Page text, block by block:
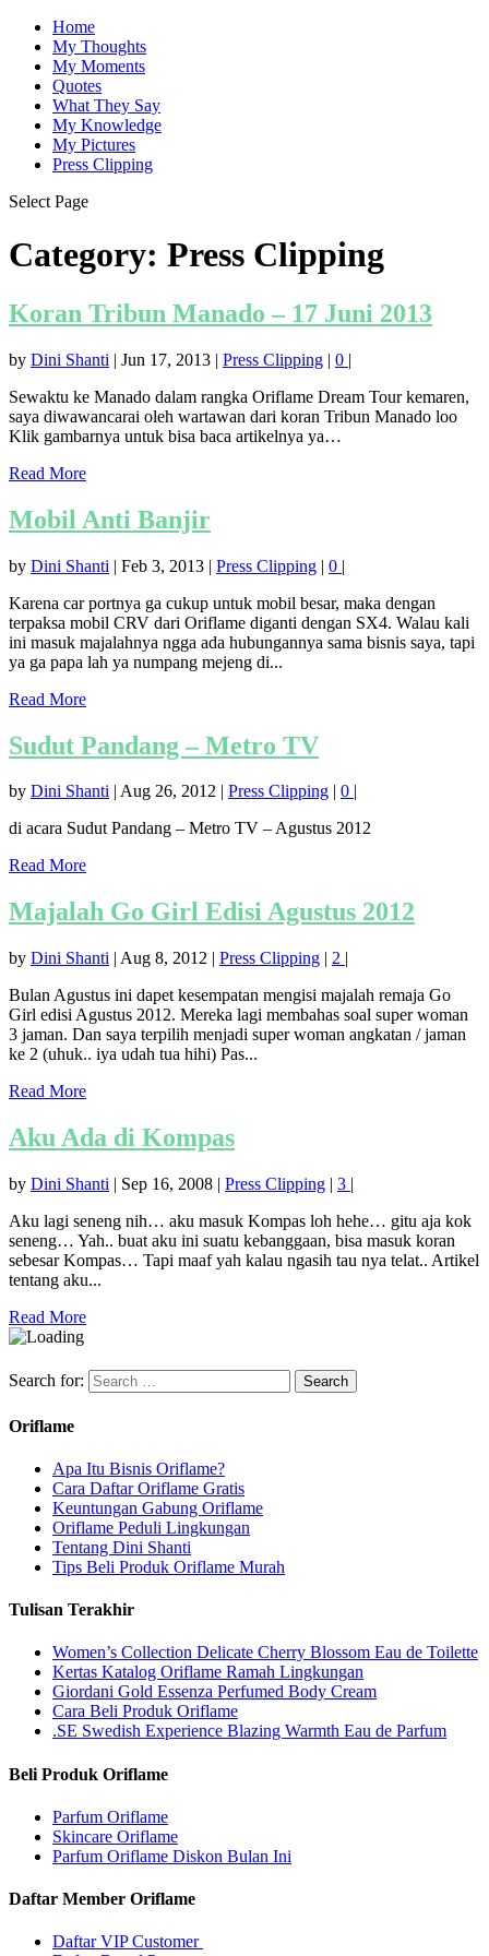
Home
My Thoughts
My Moments
Quotes
What They Say
My Knowledge
My Pictures
Press Clipping
Select Page
Category: Press Clipping
Koran Tribun Manado – 17 Juni 2013
by Dini Shanti | Jun 17, 2013 | Press Clipping | 0 |
Sewaktu ke Manado dalam rangka Oriflame Dream Tour kemaren,
saya diwawancarai oleh wartawan dari koran Tribun Manado loo
Klik gambarnya untuk bisa baca artikelnya ya…
Read More
Mobil Anti Banjir
by Dini Shanti | Feb 3, 2013 | Press Clipping | 0 |
Karena car portnya ga cukup untuk mobil besar, maka dengan
terpaksa mobil CRV dari Oriflame diganti dengan SX4. Walau kali
ini masuk majalahnya ngga ada hubungannya sama bisnis saya, tapi
ya ga papa lah ya numpang mejeng di...
Read More
Sudut Pandang – Metro TV
by Dini Shanti | Aug 26, 2012 | Press Clipping | 0 |
di acara Sudut Pandang – Metro TV – Agustus 2012
Read More
Majalah Go Girl Edisi Agustus 2012
by Dini Shanti | Aug 8, 2012 | Press Clipping | 2 |
Bulan Agustus ini dapet kesempatan mengisi majalah remaja Go
Girl edisi Agustus 2012. Mereka lagi membahas soal super woman
3 jaman. Dan saya terpilih menjadi super woman angkatan / jaman
ke 2 (uhuk.. iya udah tua hihi) Pas...
Read More
Aku Ada di Kompas
by Dini Shanti | Sep 16, 2008 | Press Clipping | 3 |
Aku lagi seneng nih… aku masuk Kompas loh hehe… gitu aja kok
seneng… Yah.. buat aku ini suatu kebanggaan, bisa masuk koran
sebesar Kompas… Tapi maaf yah kalau ngasih tau nya telat.. Artikel
tentang aku...
Read More
Search for:
Oriflame
Apa Itu Bisnis Oriflame?
Cara Daftar Oriflame Gratis
Keuntungan Gabung Oriflame
Oriflame Peduli Lingkungan
Tentang Dini Shanti
Tips Beli Produk Oriflame Murah
Tulisan Terakhir
Women’s Collection Delicate Cherry Blossom Eau de Toilette
Kertas Katalog Oriflame Ramah Lingkungan
Giordani Gold Essenza Perfumed Body Cream
Cara Beli Produk Oriflame
.SE Swedish Experience Blazing Warmth Eau de Parfum
Beli Produk Oriflame
Parfum Oriflame
Skincare Oriflame
Parfum Oriflame Diskon Bulan Ini
Daftar Member Oriflame
Daftar VIP Customer